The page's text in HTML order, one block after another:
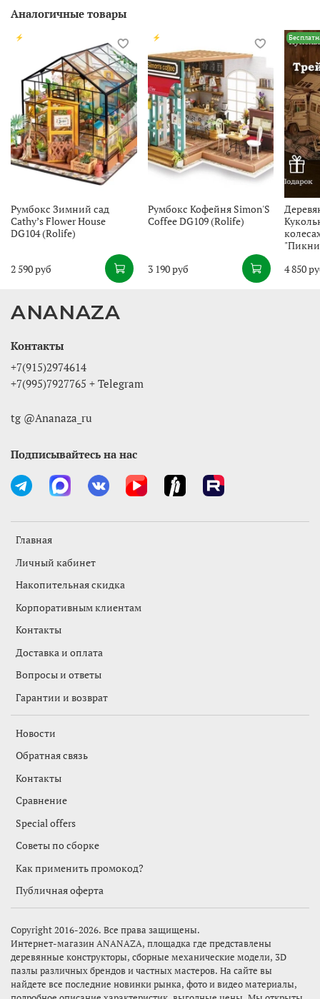
Аналогичные товары
⚡
Румбокс Зимний сад
Cathy’s Flower House
DG104 (Rolife)
2 590 руб
⚡
Румбокс Кофейня Simon'S
Coffee DG109 (Rolife)
3 190 руб
4 850
ANANAZA
Главная
Личный кабинет
Накопительная скидка
Корпоративным клиентам
Контакты
Доставка и оплата
Вопросы и ответы
Гарантии и возврат
Новости
Обратная связь
Контакты
Сравнение
Special offers
Советы по сборке
Как применить промокод?
Публичная оферта
Контакты
+7(915)2974614
+7(995)7927765 + Telegram
tg @Ananaza_ru
Подписывайтесь на нас
Copyright 2016-2026. Все права защищены.
Интернет-магазинANANAZA, площадка где представлены
деревянные конструкторы, сборные механические модели, 3D
пазлы различных брендов и частных мастеров. На сайте вы
найдете все последние новинки рынка, фото и видео материалы,